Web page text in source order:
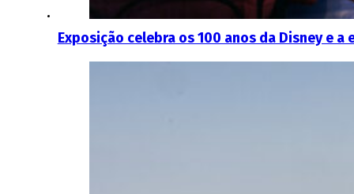
Exposição celebra os 100 anos da Disney e